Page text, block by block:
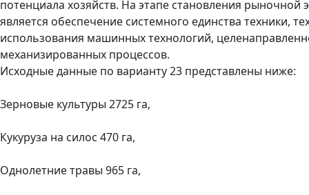
потенциала хозяйств. На этапе становления
является обеспечение системного единства техники,
использования машинных технологий,
механизированных процессов.
Исходные данные по варианту 23 представлены ниже:
Зерновые культуры 2725 га,
Кукуруза на силос 470 га,
Однолетние травы 965 га,